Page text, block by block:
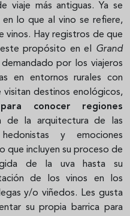
viaje más antiguas. Ya se
lo que al vino se refiere,
vinos. Hay registros de que
este propósito en el Grand
por los viajeros
en entornos rurales con
destinos enológicos,
para conocer regiones
de la arquitectura de las
y emociones
que incluyen su proceso de
de la uva hasta su
de los vinos en los
y/o viñedos. Les gusta
su propia barrica para